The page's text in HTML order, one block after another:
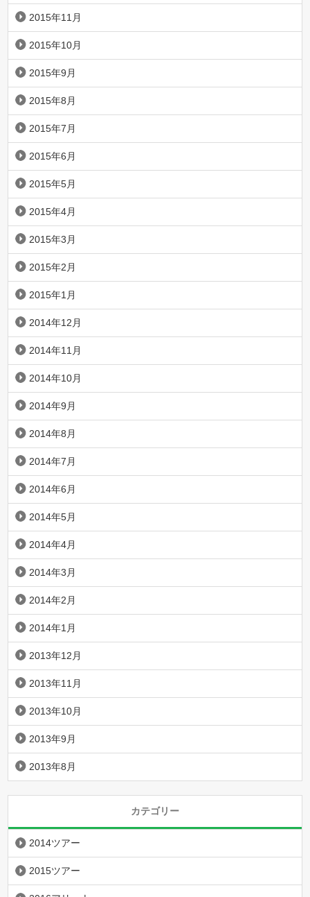
2015年11月
2015年10月
2015年9月
2015年8月
2015年7月
2015年6月
2015年5月
2015年4月
2015年3月
2015年2月
2015年1月
2014年12月
2014年11月
2014年10月
2014年9月
2014年8月
2014年7月
2014年6月
2014年5月
2014年4月
2014年3月
2014年2月
2014年1月
2013年12月
2013年11月
2013年10月
2013年9月
2013年8月
カテゴリー
2014ツアー
2015ツアー